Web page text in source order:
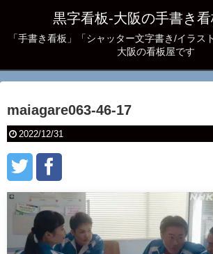
黒字看板‐大阪の手書き
「手書き看板」「シャッター文字書き/イラス
大阪の看板屋です
maiagare063-46-17
2022/12/31